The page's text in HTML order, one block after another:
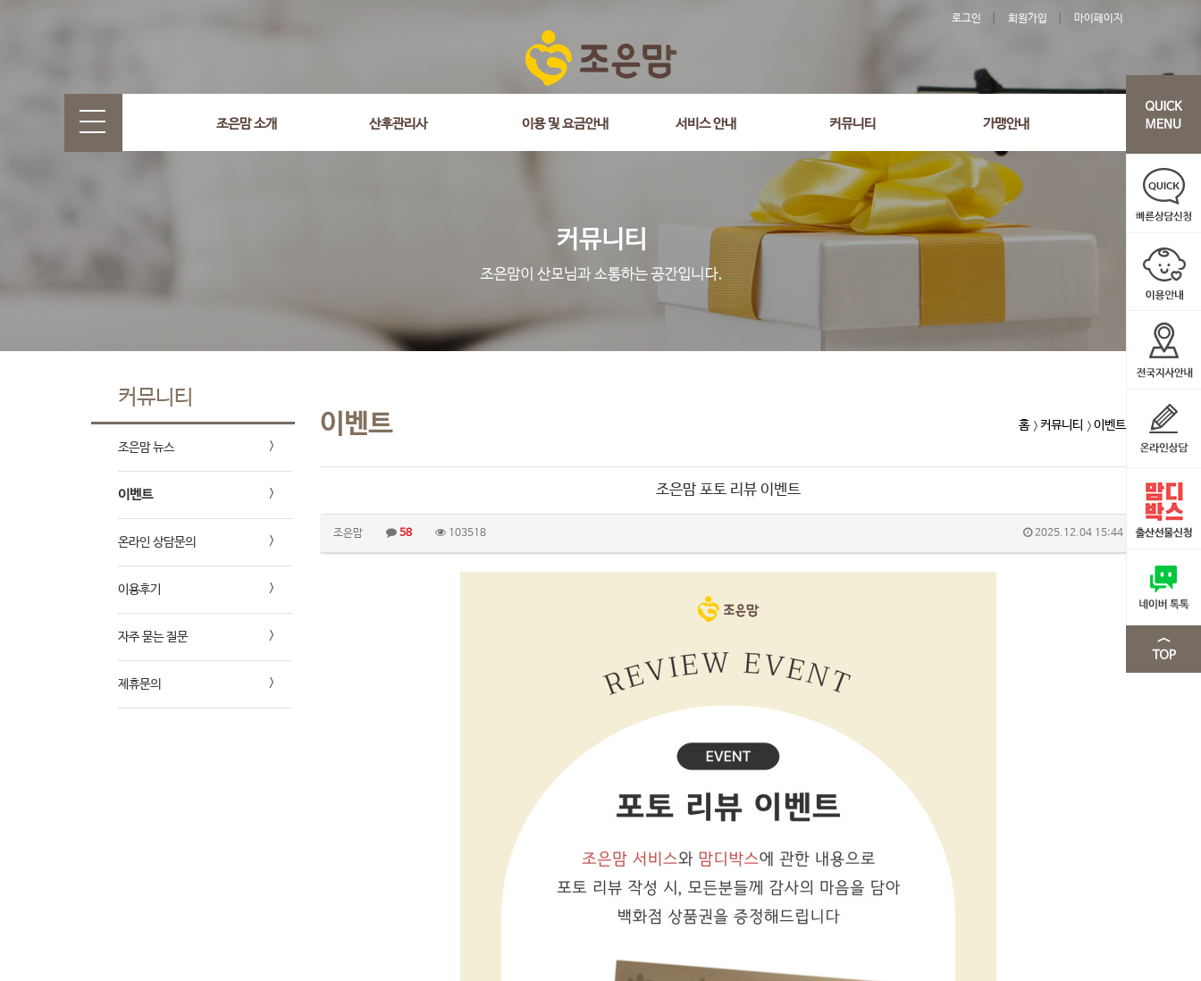
로그인 회원가입 마이페이지
조은맘 소개 산후관리사 이용 및 요금안내 서비스 안내 커뮤니티 가맹안내
커뮤니티
조은맘 뉴스
이벤트
온라인 상담문의
이용후기
자주 묻는 질문
제휴문의
이벤트 홈 커뮤니티 이벤트
조은맘 포토 리뷰 이벤트
조은맘 58 103518 2025.12.04 15:44